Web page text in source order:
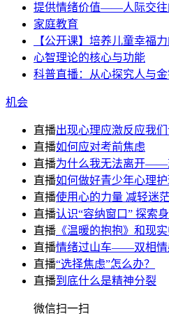
提供情绪价值——人际交往
家庭教育
【公开课】培养儿童幸福
心智理论的核心与功能
科普直播：从心探究人与
机会
直播出现心理应激反应我
直播如何应对考前焦虑
直播为什么我无法离开——
直播如何做好青少年心理护
直播使用心的力量 减轻迷
直播认识“容纳窗口” 探索
直播 《温暖的抱抱》和现
直播情绪过山车——双相情
直播“选择焦虑”怎么办？
直播到底什么是精神分裂
微信扫一扫